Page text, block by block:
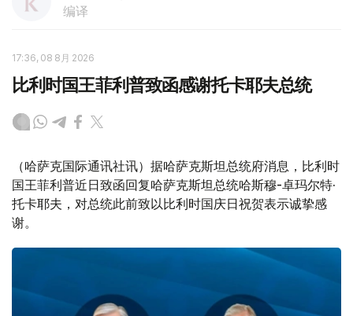
编译
17:36, 08 8月 2026
比利时国王菲利普致函感谢托卡耶夫总统
（哈萨克国际通讯社讯）据哈萨克斯坦总统府消息，比利时
国王菲利普近日致函回复哈萨克斯坦总统哈斯穆-卓玛尔特·
托卡耶夫，对总统此前致以比利时国庆日祝贺表示诚挚感
谢。